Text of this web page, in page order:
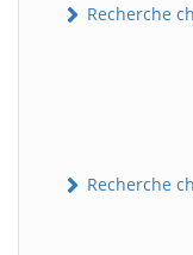
Recherche
Recherche